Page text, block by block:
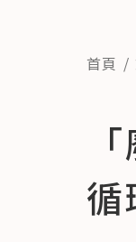
首頁